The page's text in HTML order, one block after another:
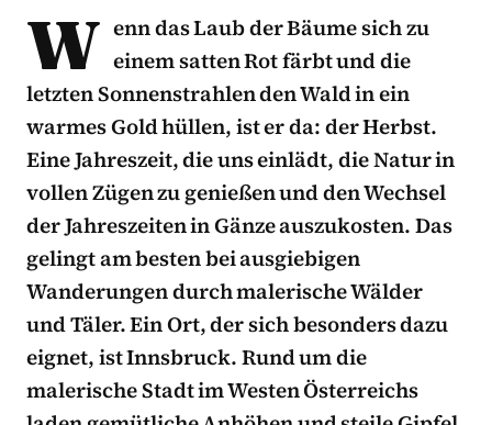
W enn das Laub der Bäume sich zu
einem satten Rot färbt und die
letzten Sonnenstrahlen den Wald in ein
warmes Gold hüllen, ist er da: der Herbst.
Eine Jahreszeit, die uns einlädt, die Natur in
vollen Zügen zu genießen und den Wechsel
der Jahreszeiten in Gänze auszukosten. Das
gelingt am besten bei ausgiebigen
Wanderungen durch malerische Wälder
und Täler. Ein Ort, der sich besonders dazu
eignet, ist Innsbruck. Rund um die
malerische Stadt im Westen Österreichs